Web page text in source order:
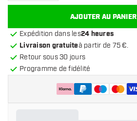
AJOUTER AU PANIER
Expédition dans les24 heures
Livraison gratuiteà partir de 75 €.
Retour sous 30 jours
Programme de fidélité